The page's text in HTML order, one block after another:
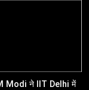
Modi ने IIT Delhi में